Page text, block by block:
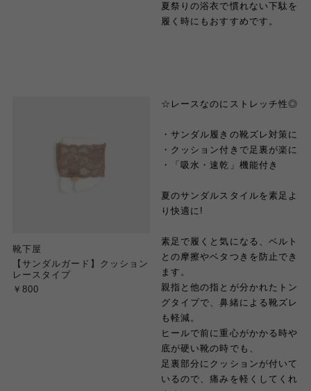
夏祭りの浴衣で慣れない下駄を
履く時にもおすすめです。
靴下屋
【サンダルガード】クッション
レースタイプ
￥800
☆レースなのにストレッチ性◎
・サンダル履きの靴ズレ対策に
・クッション付きで足裏が楽に
・「吸水・速乾」機能付き
夏のサンダルスタイルを素足よ
り快適に!
素足で履くと気になる、ベルト
との摩擦やベタつきを防止でき
ます。
親指と他の指とが分かれたトン
グタイプで、鼻緒による靴ズレ
も軽減。
ヒールで前に重心がかかる時や
底が硬い靴の時でも、
足裏部分にクッションが付いて
いるので、痛みを軽くしてくれ